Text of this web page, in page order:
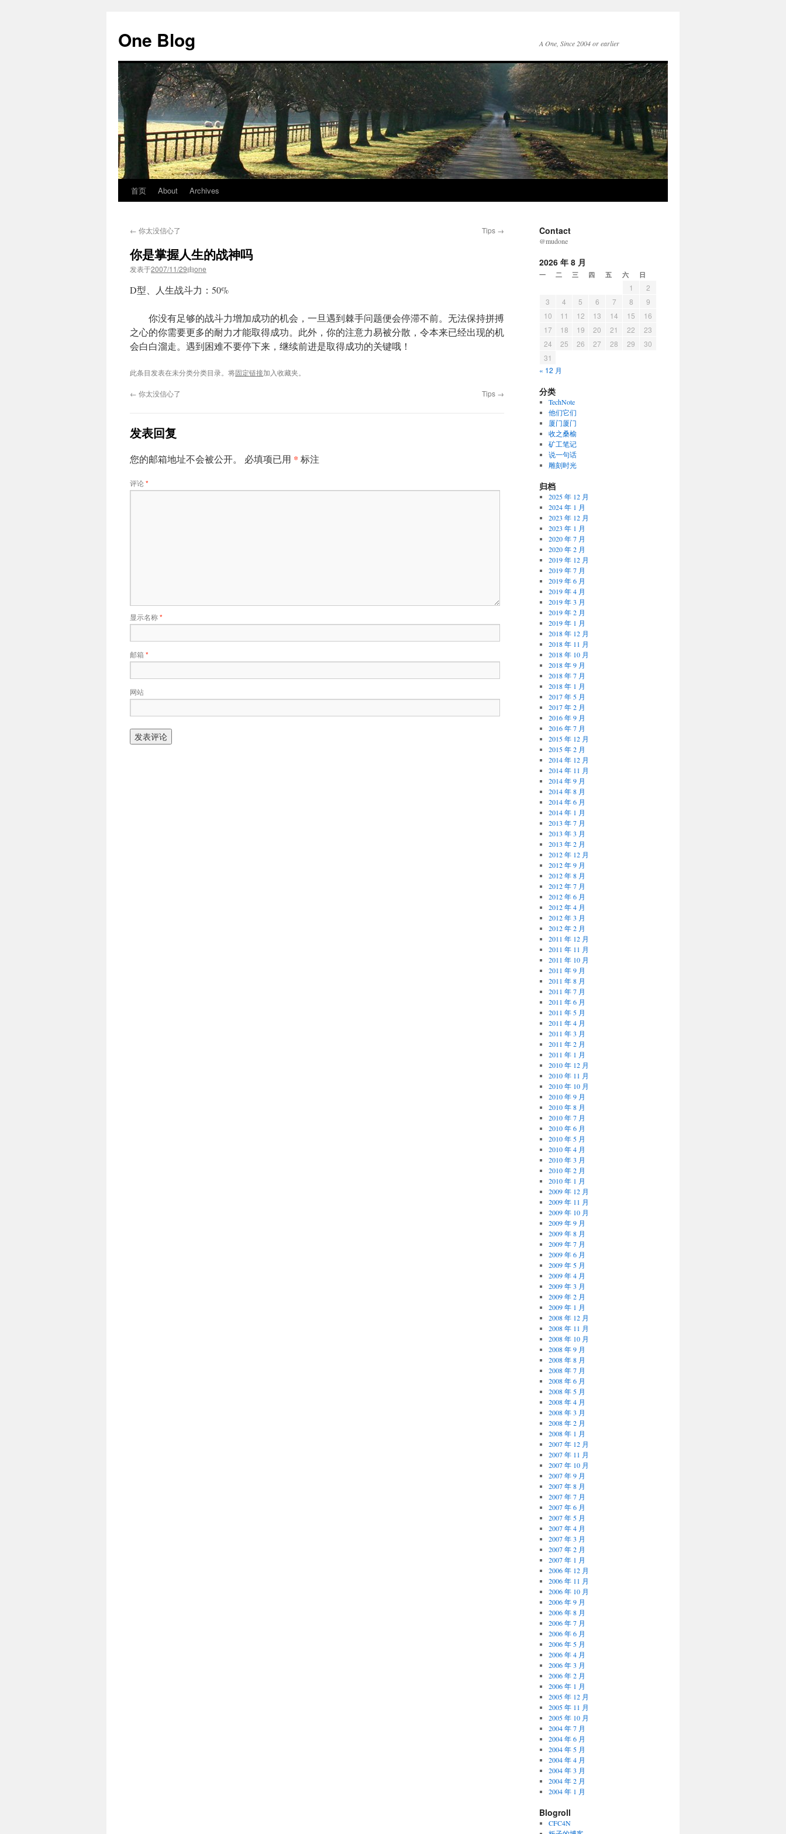
正
文
One Blog A One, Since 2004 or earlier
首页 About Archives
← 你太没信心了 Tips →
你是掌握人生的战神吗
发表于2007/11/29由one
D型、人生战斗力：50%
你没有足够的战斗力增加成功的机会，一旦遇到棘手问题便会停滞不前。无法保持拼搏
之心的你需要更多的耐力才能取得成功。此外，你的注意力易被分散，令本来已经出现的机
会白白溜走。遇到困难不要停下来，继续前进是取得成功的关键哦！
此条目发表在未分类分类目录。将固定链接加入收藏夹。
← 你太没信心了 Tips →
发表回复
您的邮箱地址不会被公开。 必填项已用 * 标注
评论*
显示名称*
邮箱 *
网站
Contact
@mudone
2026 年 8 月
一 二 三 四 五 六 日
1
2
3
4 5 6 7 8
9
10
11 12 13 14 15
16
17
18 19 20 21 22
23
24
25 26 27 28 29
30
31
« 12 月
分类
TechNote
他们它们
厦门厦门
收之桑榆
矿工笔记
说一句话
雕刻时光
归档
2025 年 12 月
2024 年 1 月
2023 年 12 月
2023 年 1 月
2020 年 7 月
2020 年 2 月
2019 年 12 月
2019 年 7 月
2019 年 6 月
2019 年 4 月
2019 年 3 月
2019 年 2 月
2019 年 1 月
2018 年 12 月
2018 年 11 月
2018 年 10 月
2018 年 9 月
2018 年 7 月
2018 年 1 月
2017 年 5 月
2017 年 2 月
2016 年 9 月
2016 年 7 月
2015 年 12 月
2015 年 2 月
2014 年 12 月
2014 年 11 月
2014 年 9 月
2014 年 8 月
2014 年 6 月
2014 年 1 月
2013 年 7 月
2013 年 3 月
2013 年 2 月
2012 年 12 月
2012 年 9 月
2012 年 8 月
2012 年 7 月
2012 年 6 月
2012 年 4 月
2012 年 3 月
2012 年 2 月
2011 年 12 月
2011 年 11 月
2011 年 10 月
2011 年 9 月
2011 年 8 月
2011 年 7 月
2011 年 6 月
2011 年 5 月
2011 年 4 月
2011 年 3 月
2011 年 2 月
2011 年 1 月
2010 年 12 月
2010 年 11 月
2010 年 10 月
2010 年 9 月
2010 年 8 月
2010 年 7 月
2010 年 6 月
2010 年 5 月
2010 年 4 月
2010 年 3 月
2010 年 2 月
2010 年 1 月
2009 年 12 月
2009 年 11 月
2009 年 10 月
2009 年 9 月
2009 年 8 月
2009 年 7 月
2009 年 6 月
2009 年 5 月
2009 年 4 月
2009 年 3 月
2009 年 2 月
2009 年 1 月
2008 年 12 月
2008 年 11 月
2008 年 10 月
2008 年 9 月
2008 年 8 月
2008 年 7 月
2008 年 6 月
2008 年 5 月
2008 年 4 月
2008 年 3 月
2008 年 2 月
2008 年 1 月
2007 年 12 月
2007 年 11 月
2007 年 10 月
2007 年 9 月
2007 年 8 月
2007 年 7 月
2007 年 6 月
2007 年 5 月
2007 年 4 月
2007 年 3 月
2007 年 2 月
2007 年 1 月
2006 年 12 月
2006 年 11 月
2006 年 10 月
2006 年 9 月
2006 年 8 月
2006 年 7 月
2006 年 6 月
2006 年 5 月
2006 年 4 月
2006 年 3 月
2006 年 2 月
2006 年 1 月
2005 年 12 月
2005 年 11 月
2005 年 10 月
2004 年 7 月
2004 年 6 月
2004 年 5 月
2004 年 4 月
2004 年 3 月
2004 年 2 月
2004 年 1 月
Blogroll
CFC4N